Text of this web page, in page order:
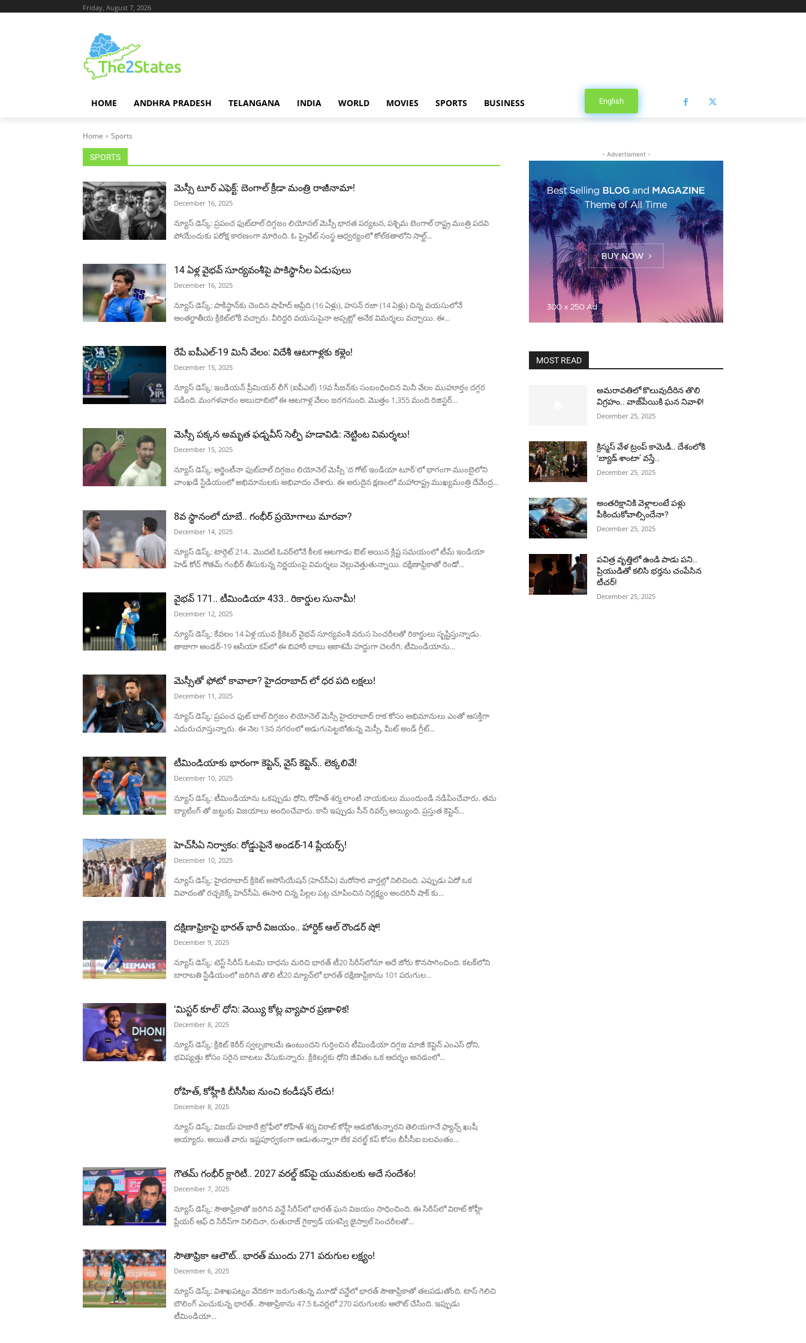
Friday, August 7, 2026
HOME ANDHRA PRADESH TELANGANA INDIA WORLD MOVIES SPORTS BUSINESS English
Home Sports
SPORTS
మెస్సీ టూర్ ఎఫెక్ట్: బెంగాల్ క్రీడా మంత్రి రాజీనామా!
December 16, 2025
న్యూస్ డెస్క్: ప్రపంచ ఫుట్‌బాల్ దిగ్గజం లియోనల్ మెస్సీ భారత పర్యటన, పశ్చిమ బెంగాల్ రాష్ట్ర మంత్రి పదవి
పోయేందుకు పరోక్ష కారణంగా మారింది. ఓ ప్రైవేట్ సంస్థ ఆధ్వర్యంలో కోల్‌కతాలోని సాల్ట్...
14 ఏళ్ల వైభవ్ సూర్యవంశీపై పాకిస్థానీల ఏడుపులు
December 16, 2025
న్యూస్ డెస్క్: పాకిస్థాన్‌కు చెందిన షాహిద్ ఆఫ్రిది (16 ఏళ్లు), హసన్ రజా (14 ఏళ్లు) చిన్న వయసులోనే
అంతర్జాతీయ క్రికెట్‌లోకి వచ్చారు. వీరిద్దరి వయసుపైనా అప్పట్లో అనేక విమర్శలు వచ్చాయి. ఈ...
రేపే ఐపీఎల్-19 మినీ వేలం: విదేశీ ఆటగాళ్లకు కళ్లెం!
December 15, 2025
న్యూస్ డెస్క్: ఇండియన్ ప్రీమియర్ లీగ్ (ఐపీఎల్) 19వ సీజన్‌కు సంబంధించిన మినీ వేలం ముహూర్తం దగ్గర
పడింది. మంగళవారం అబుదాబిలో ఈ ఆటగాళ్ల వేలం జరగనుంది. మొత్తం 1,355 మంది రిజిస్టర్...
మెస్సీ పక్కన అమృత ఫడ్నవీస్ సెల్ఫీ హడావిడి: నెట్టింట విమర్శలు!
December 15, 2025
న్యూస్ డెస్క్: అర్జెంటీనా ఫుట్‌బాల్ దిగ్గజం లియోనెల్ మెస్సీ 'ద గోట్ ఇండియా టూర్'లో భాగంగా ముంబైలోని
వాంఖడే స్టేడియంలో అభిమానులకు అభివాదం చేశారు. ఈ అరుదైన క్షణంలో మహారాష్ట్ర ముఖ్యమంత్రి దేవేంద్ర...
8వ స్థానంలో దూబే.. గంభీర్ ప్ర‌యోగాలు మార‌వా?
December 14, 2025
న్యూస్ డెస్క్: టార్గెట్ 214.. మొదటి ఓవర్‌లోనే కీలక ఆటగాడు ఔట్ అయిన క్లిష్ట సమయంలో టీమ్ ఇండియా
హెడ్ కోచ్ గౌతమ్ గంభీర్ తీసుకున్న నిర్ణయంపై విమర్శలు వెల్లువెత్తుతున్నాయి. దక్షిణాఫ్రికాతో రెండో...
వైభవ్ 171.. టీమిండియా 433.. రికార్డుల సునామీ!
December 12, 2025
న్యూస్ డెస్క్: కేవలం 14 ఏళ్ల యువ క్రికెటర్ వైభవ్ సూర్యవంశీ వరుస సెంచరీలతో రికార్డులు సృష్టిస్తున్నాడు.
తాజాగా అండర్-19 ఆసియా కప్‌లో ఈ బిహారీ బాబు ఆకాశమే హద్దుగా చెలరేగి, టీమిండియాను...
మెస్సీతో ఫోటో కావాలా? హైదరాబాద్ లో ధర పది లక్షలు!
December 11, 2025
న్యూస్ డెస్క్: ప్రపంచ ఫుట్ బాల్ దిగ్గజం లియోనెల్ మెస్సీ హైదరాబాద్ రాక కోసం అభిమానులు ఎంతో ఆసక్తిగా
ఎదురుచూస్తున్నారు. ఈ నెల 13న నగరంలో అడుగుపెట్టబోతున్న మెస్సీ, మీట్ అండ్ గ్రీట్...
టీమిండియాకు భారంగా కెప్టెన్, వైస్ కెప్టెన్.. లెక్కలివే!
December 10, 2025
న్యూస్ డెస్క్: టీమిండియాను ఒకప్పుడు ధోని, రోహిత్ శర్మ లాంటి నాయకులు ముందుండి నడిపించేవారు. తమ
బ్యాటింగ్ తో జట్టుకు విజయాలు అందించేవారు. కానీ ఇప్పుడు సీన్ రివర్స్ అయ్యింది. ప్రస్తుత కెప్టెన్...
హెచ్‌సీఏ నిర్వాకం: రోడ్డుపైనే అండర్-14 ప్లేయర్స్!
December 10, 2025
న్యూస్ డెస్క్: హైదరాబాద్ క్రికెట్ అసోసియేషన్ (హెచ్‌సీఏ) మరోసారి వార్తల్లో నిలిచింది. ఎప్పుడు ఏదో ఒక
వివాదంతో రచ్చకెక్కే హెచ్‌సీఏ, ఈసారి చిన్న పిల్లల పట్ల చూపించిన నిర్లక్ష్యం అందరినీ షాక్ కు...
దక్షిణాఫ్రికాపై భారత్‌ భారీ విజయం.. హార్దిక్ ఆల్ రౌండర్ షో!
December 9, 2025
న్యూస్ డెస్క్: టెస్ట్ సిరీస్ ఓటమి బాధను మరిచి భారత్ టీ20 సిరీస్‌లోనూ అదే జోరు కొనసాగించింది. కటక్‌లోని
బారాబతి స్టేడియంలో జరిగిన తొలి టీ20 మ్యాచ్‌లో భారత్ దక్షిణాఫ్రికాను 101 పరుగుల...
‘మిస్టర్ కూల్’ ధోని: వెయ్యి కోట్ల వ్యాపార ప్రణాళిక!
December 8, 2025
న్యూస్ డెస్క్: క్రికెట్‌ కెరీర్‌ స్వల్పకాలమే ఉంటుందని గుర్తించిన టీమిండియా దిగ్గజ మాజీ కెప్టెన్ ఎంఎస్ ధోని,
భవిష్యత్తు కోసం సరైన బాటలు వేసుకున్నారు. క్రికెటర్లకు ధోని జీవితం ఒక ఆదర్శం అనడంలో...
రోహిత్, కోహ్లీకి బీసీసీఐ నుంచి కండీషన్ లేదు!
December 8, 2025
న్యూస్ డెస్క్: విజయ్ హజారే ట్రోఫీలో రోహిత్ శర్మ విరాట్ కోహ్లీ ఆడబోతున్నారని తెలియగానే ఫ్యాన్స్ ఖుషీ
అయ్యారు. అయితే వారు ఇష్టపూర్వకంగా ఆడుతున్నారా లేక వరల్డ్ కప్ కోసం బీసీసీఐ బలవంతం...
గౌతమ్ గంభీర్ క్లారిటీ.. 2027 వరల్డ్ కప్‌పై యువకులకు అదే సందేశం!
December 7, 2025
న్యూస్ డెస్క్: సౌతాఫ్రికాతో జరిగిన వన్డే సిరీస్‌లో భారత్ ఘన విజయం సాధించింది. ఈ సిరీస్‌లో విరాట్ కోహ్లీ
ప్లేయర్ ఆఫ్ ది సిరీస్‌గా నిలిచినా, రుతురాజ్ గైక్వాడ్ యశస్వి జైస్వాల్ సెంచరీలతో...
సౌతాఫ్రికా ఆలౌట్.. భారత్ ముందు 271 పరుగుల లక్ష్యం!
December 6, 2025
న్యూస్ డెస్క్: విశాఖపట్నం వేదికగా జరుగుతున్న మూడో వన్డేలో భారత్ సౌతాఫ్రికాతో తలపడుతోంది. టాస్ గెలిచి
బౌలింగ్ ఎంచుకున్న భారత్.. సౌతాఫ్రికాను 47.5 ఓవర్లలో 270 పరుగులకు ఆలౌట్ చేసింది. ఇప్పుడు
టీమిండియా...
- Advertisment -
MOST READ
అమరావతిలో కొలువుదీరిన తొలి
విగ్రహం.. వాజ్‌పేయికి ఘన నివాళి!
December 25, 2025
క్రిస్మస్ వేళ ట్రంప్ కామెడీ.. దేశంలోకి
‘బ్యాడ్ శాంటా’ వస్తే..
December 25, 2025
అంతరిక్షానికి వెళ్లాలంటే పళ్లు
పీకించుకోవాల్సిందేనా?
December 25, 2025
పవిత్ర వృత్తిలో ఉండి పాడు పని..
ప్రియుడితో కలిసి భర్తను చంపేసిన
టీచర్!
December 25, 2025